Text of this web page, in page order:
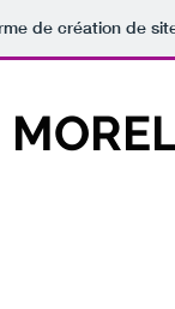
de création de